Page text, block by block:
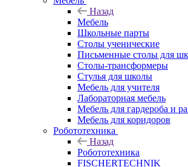
Назад
Мебель
Школьные парты
Столы ученические
Письменные столы для
Столы-трансформеры
Стулья для школы
Мебель для учителя
Лабораторная мебель
Мебель для гардероба и
Мебель для коридоров
Робототехника
Назад
Робототехника
FISCHERTECHNIK